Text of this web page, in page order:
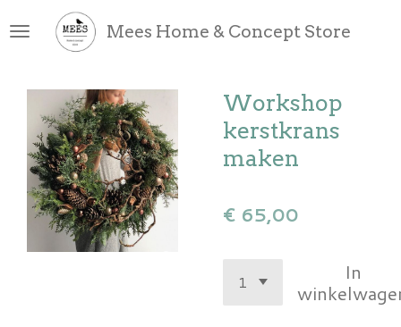
direct
hoofdinhoud
Mees Home & Concept Store
Workshop
kerstkrans
maken
€ 65,00
In